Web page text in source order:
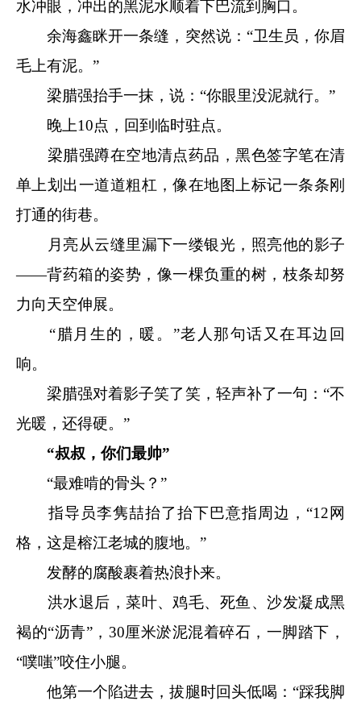
水冲眼，冲出的黑泥水顺着下巴流到胸口。
余海鑫眯开一条缝，突然说：“卫生员，你眉
毛上有泥。”
梁腊强抬手一抹，说：“你眼里没泥就行。”
晚上10点，回到临时驻点。
梁腊强蹲在空地清点药品，黑色签字笔在清
单上划出一道道粗杠，像在地图上标记一条条刚
打通的街巷。
月亮从云缝里漏下一缕银光，照亮他的影子
——背药箱的姿势，像一棵负重的树，枝条却努
力向天空伸展。
“腊月生的，暖。”老人那句话又在耳边回
响。
梁腊强对着影子笑了笑，轻声补了一句：“不
光暖，还得硬。”
“叔叔，你们最帅”
“最难啃的骨头？”
指导员李隽喆抬了抬下巴意指周边，“12网
格，这是榕江老城的腹地。”
发酵的腐酸裹着热浪扑来。
洪水退后，菜叶、鸡毛、死鱼、沙发凝成黑
褐的“沥青”，30厘米淤泥混着碎石，一脚踏下，
“噗嗤”咬住小腿。
他第一个陷进去，拔腿时回头低喝：“踩我脚